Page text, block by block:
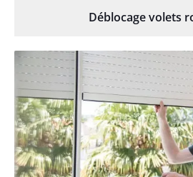
Déblocage volets